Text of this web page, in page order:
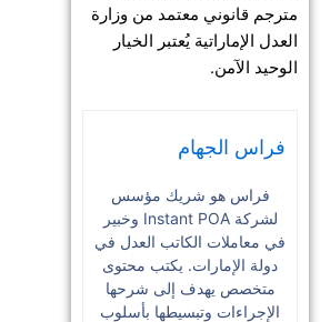
مترجم قانوني معتمد من وزارة
العدل الإماراتية يُعتبر الخيار
الوحيد الآمن.
فراس الجهام
فراس هو شريك مؤسس
لشركة Instant POA وخبير
في معاملات الكاتب العدل في
دولة الإمارات. يكتب محتوى
متخصص يهدف إلى شرحها
الإجراءات وتبسيطها بأسلوب